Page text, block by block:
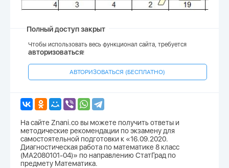
Полный доступ закрыт
Чтобы использовать весь функционал сайта, требуется
авторизоваться!
АВТОРИЗОВАТЬСЯ (БЕСПЛАТНО)
На сайте Znani.co вы можете получить ответы и
методические рекомендации по экзамену для
самостоятельной подготовки к «16.09.2020.
Диагностическая работа по математике 8 класс
(МА2080101-04)» по направлению СтатГрад по
предмету Математика.